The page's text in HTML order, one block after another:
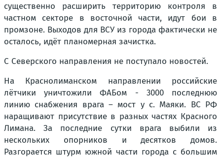
существенно расширить территорию контроля в
частном секторе в восточной части, идут бои в
промзоне. Выходов для ВСУ из города фактически не
осталось, идёт планомерная зачистка.
С Северского направления не поступало новостей.
На Краснолиманском направлении российские
лётчики уничтожили ФАБом - 3000 последнюю
линию снабжения врага – мост у с. Маяки. ВС РФ
наращивают присутствие в разных частях Красного
Лимана. За последние сутки врага выбили из
нескольких опорников и десятков домов.
Разгорается штурм южной части города с большим